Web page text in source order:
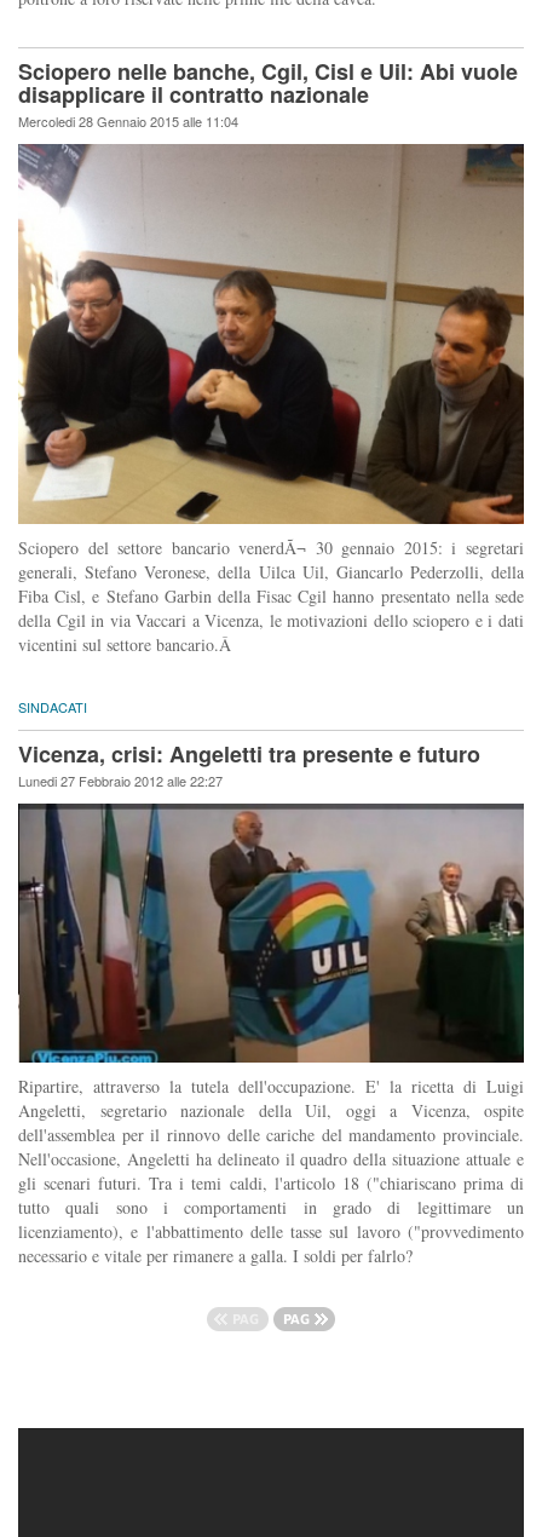
Sciopero nelle banche, Cgil, Cisl e Uil: Abi vuole
disapplicare il contratto nazionale
Mercoledi 28 Gennaio 2015 alle 11:04
Sciopero del settore bancario venerdÃ¬ 30 gennaio 2015: i segretari
generali, Stefano Veronese, della Uilca Uil, Giancarlo Pederzolli, della
Fiba Cisl, e Stefano Garbin della Fisac Cgil hanno presentato nella sede
della Cgil in via Vaccari a Vicenza, le motivazioni dello sciopero e i dati
vicentini sul settore bancario.Â
SINDACATI
Vicenza, crisi: Angeletti tra presente e futuro
Lunedi 27 Febbraio 2012 alle 22:27
Ripartire, attraverso la tutela dell'occupazione. E' la ricetta di Luigi
Angeletti, segretario nazionale della Uil, oggi a Vicenza, ospite
dell'assemblea per il rinnovo delle cariche del mandamento provinciale.
Nell'occasione, Angeletti ha delineato il quadro della situazione attuale e
gli scenari futuri. Tra i temi caldi, l'articolo 18 ("chiariscano prima di
tutto quali sono i comportamenti in grado di legittimare un
licenziamento), e l'abbattimento delle tasse sul lavoro ("provvedimento
necessario e vitale per rimanere a galla. I soldi per falrlo?